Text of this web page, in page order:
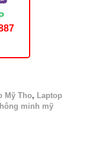
Mỹ Tho, Laptop
minh mỹ